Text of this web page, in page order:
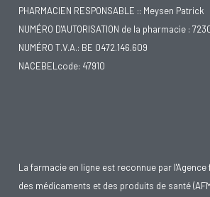
PHARMACIEN RESPONSABLE :: Meysen Patrick
NUMÉRO D'AUTORISATION de la pharmacie :
NUMÉRO T.V.A.: BE 0472.146.609
NACEBELcode: 47910
La farmacie en ligne est reconnue par l'Agence
des médicaments et des produits de santé